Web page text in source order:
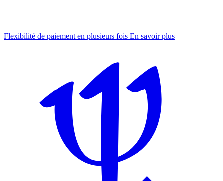
Flexibilité de paiement en plusieurs fois En savoir plus